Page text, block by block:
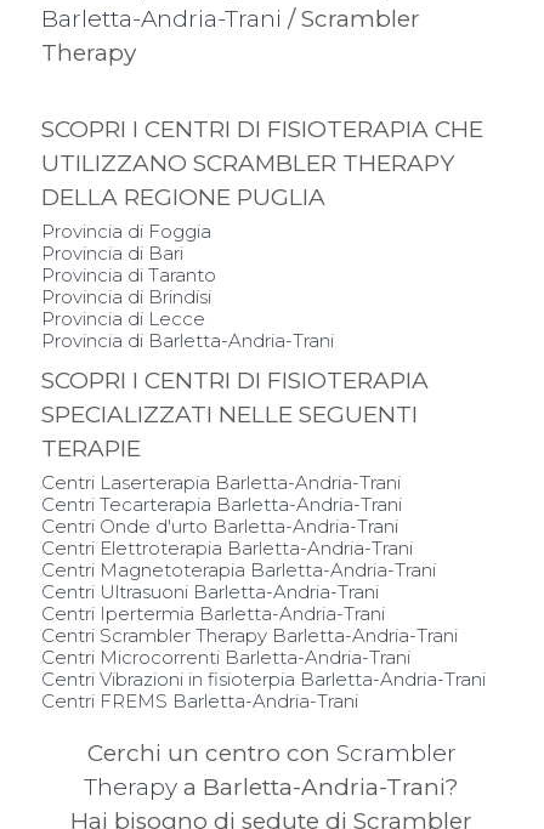
Barletta-Andria-Trani / Scrambler
Therapy
SCOPRI I CENTRI DI FISIOTERAPIA CHE
UTILIZZANO SCRAMBLER THERAPY
DELLA REGIONE PUGLIA
Provincia di Foggia
Provincia di Bari
Provincia di Taranto
Provincia di Brindisi
Provincia di Lecce
Provincia di Barletta-Andria-Trani
SCOPRI I CENTRI DI FISIOTERAPIA
SPECIALIZZATI NELLE SEGUENTI
TERAPIE
Centri Laserterapia Barletta-Andria-Trani
Centri Tecarterapia Barletta-Andria-Trani
Centri Onde d'urto Barletta-Andria-Trani
Centri Elettroterapia Barletta-Andria-Trani
Centri Magnetoterapia Barletta-Andria-Trani
Centri Ultrasuoni Barletta-Andria-Trani
Centri Ipertermia Barletta-Andria-Trani
Centri Scrambler Therapy Barletta-Andria-Trani
Centri Microcorrenti Barletta-Andria-Trani
Centri Vibrazioni in fisioterpia Barletta-Andria-Trani
Centri FREMS Barletta-Andria-Trani
Cerchi un centro con Scrambler
Therapy a Barletta-Andria-Trani?
Hai bisogno di sedute di Scrambler